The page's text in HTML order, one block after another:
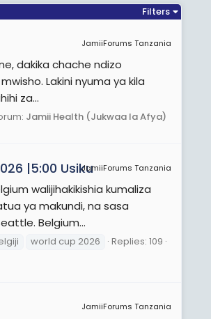
Filters
JamiiForums Tanzania
dakika chache ndizo
Lakini nyuma ya kila
za...
Jamii Health (Jukwaa la Afya)
JamiiForums Tanzania
|5:00 Usiku
walijihakikishia kumaliza
ya makundi, na sasa
Belgium...
world cup 2026
Replies: 109
JamiiForums Tanzania